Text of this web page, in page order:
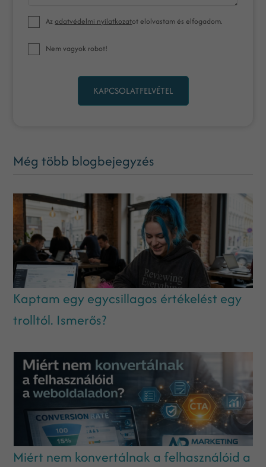
Azadatvédelmi nyilatkozatot elolvastam és elfogadom.
Nem vagyok robot!
KAPCSOLATFELVÉTEL
Még több blogbejegyzés
Kaptam egy egycsillagos értékelést egy
trolltól. Ismerős?
Miért nem konvertálnak a felhasználóid a